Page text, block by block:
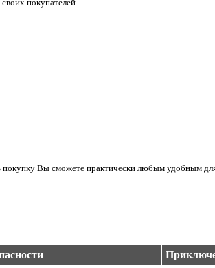
своих покупателей.
Вы сможете практически любым удобным